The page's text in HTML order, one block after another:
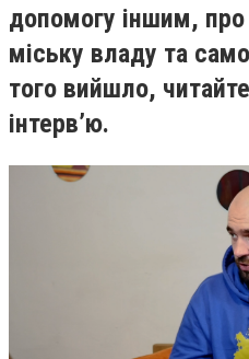
допомогу іншим, про
міську владу та
того вийшло,
інтервʼю.